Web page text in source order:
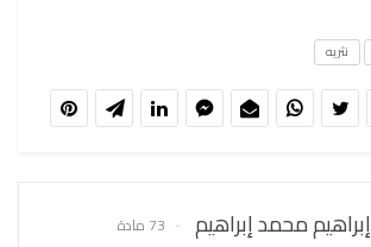
نثريه
إبراهيم محمد إبراهيم 73 مادة